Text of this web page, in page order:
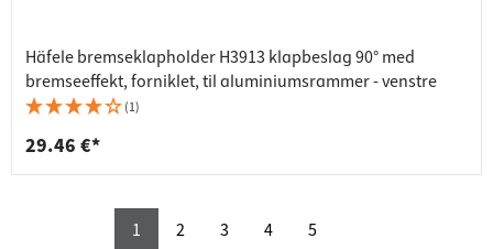
Häfele bremseklapholder H3913 klapbeslag 90° med
bremseeffekt, forniklet, til aluminiumsrammer - venstre
(1)
29.46 €*
1 2 3 4 5